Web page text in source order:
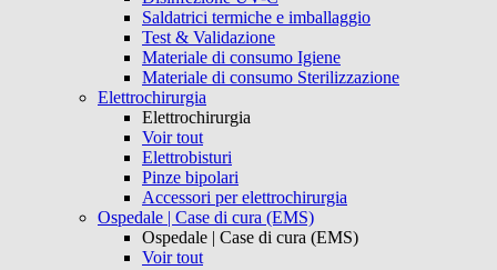
Saldatrici termiche e imballaggio
Test & Validazione
Materiale di consumo Igiene
Materiale di consumo Sterilizzazione
Elettrochirurgia
Elettrochirurgia
Voir tout
Elettrobisturi
Pinze bipolari
Accessori per elettrochirurgia
Ospedale | Case di cura (EMS)
Ospedale | Case di cura (EMS)
Voir tout